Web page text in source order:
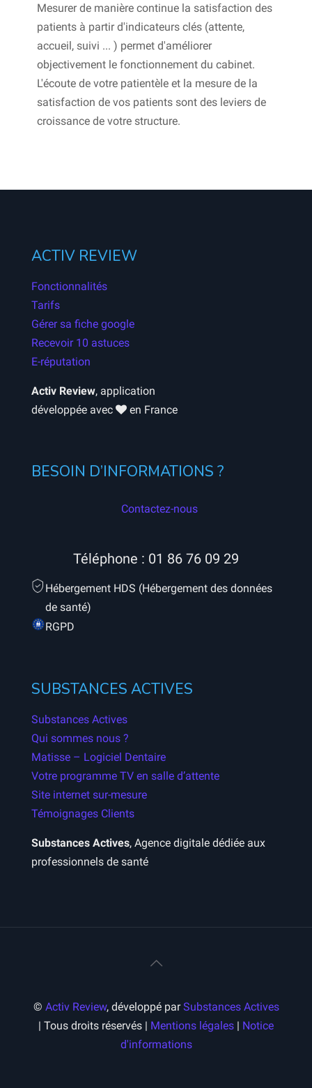
Mesurer de manière continue la satisfaction des
patients à partir d'indicateurs clés (attente,
accueil, suivi ... ) permet d'améliorer
objectivement le fonctionnement du cabinet.
L'écoute de votre patientèle et la mesure de la
satisfaction de vos patients sont des leviers de
croissance de votre structure.
ACTIV REVIEW
Fonctionnalités
Tarifs
Gérer sa fiche google
Recevoir 10 astuces
E-réputation
Activ Review, application
développée avec
en France
BESOIN D’INFORMATIONS ?
Contactez-nous
Téléphone : 01 86 76 09 29
Hébergement HDS (Hébergement des données
de santé)
RGPD
SUBSTANCES ACTIVES
Substances Actives
Qui sommes nous ?
Matisse – Logiciel Dentaire
Votre programme TV en salle d’attente
Site internet sur-mesure
Témoignages Clients
Substances Actives, Agence digitale dédiée aux
professionnels de santé
© Activ Review, développé parSubstances Actives
| Tous droits réservés | Mentions légales | Notice
d'informations